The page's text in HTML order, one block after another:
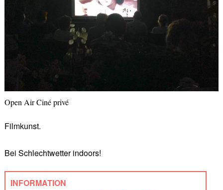
Open Air Ciné privé
Filmkunst.
Bei Schlechtwetter indoors!
INFORMATION